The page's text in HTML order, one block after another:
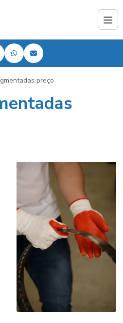
preço